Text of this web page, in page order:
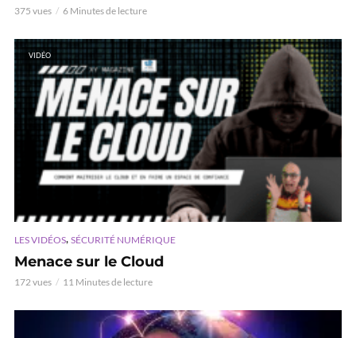
375 vues 6 Minutes de lecture
VIDÉO
LES VIDÉOS, SÉCURITÉ NUMÉRIQUE
Menace sur le Cloud
172 vues 11 Minutes de lecture